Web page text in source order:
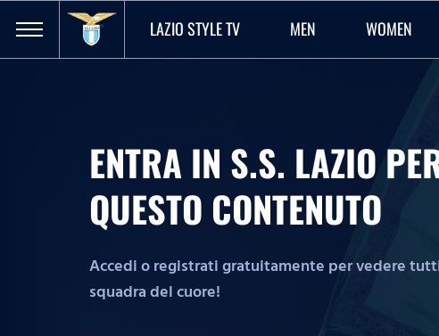
LAZIO STYLE TV MEN WOMEN
ENTRA IN S.S. LAZIO
QUESTO CONTENUTO
Accedi o registrati gratuitamente per vedere
squadra del cuore!